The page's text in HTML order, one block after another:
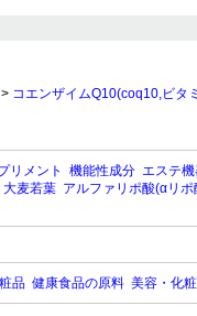
> コエンザイムQ10(coq10,ビタ
リメント 機能性成分 エステ
大麦若葉 アルファリポ酸(αリポ
品 健康食品の原料 美容・化